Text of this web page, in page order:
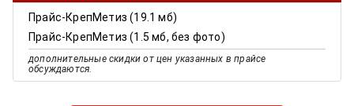
Прайс-КрепМетиз (19.1 мб)
Прайс-КрепМетиз (1.5 мб, без фото)
дополнительные скидки от цен указанных в прайсе
обсуждаются.